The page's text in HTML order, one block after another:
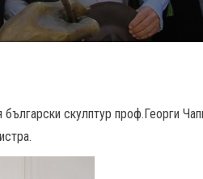
скулптур проф.Георги